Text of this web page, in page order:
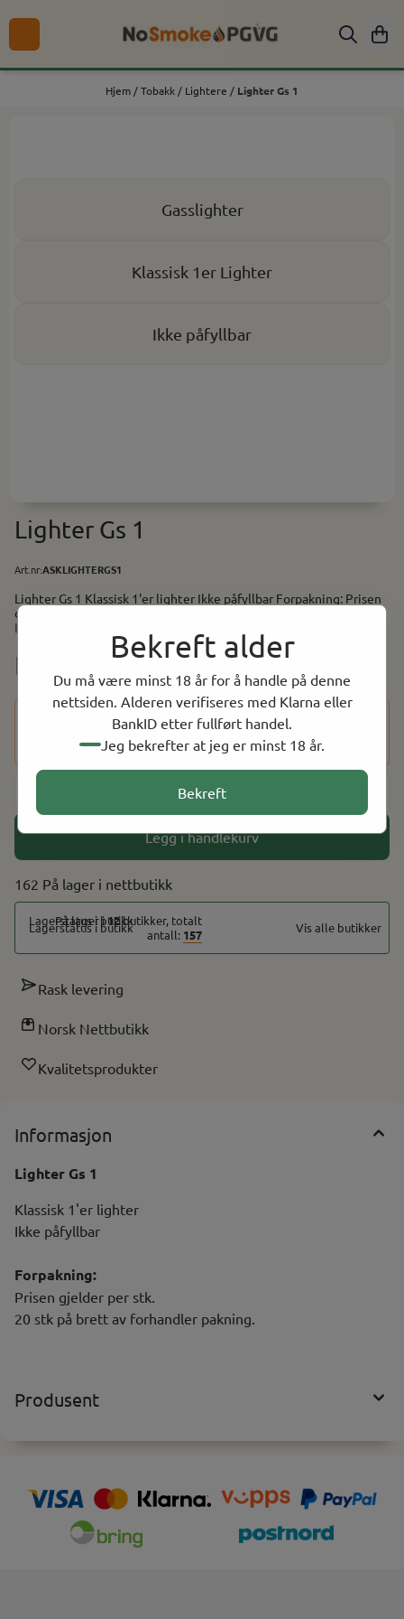
Bekreft alder
Du må være minst 18 år for å handle på denne
nettsiden. Alderen verifiseres med Klarna eller
BankID etter fullført handel.
Jeg bekrefter at jeg er minst 18 år.
Bekreft
Hopp til innhold
Hjem /Tobakk / Lightere / Lighter Gs 1
Gasslighter
Klassisk 1er Lighter
Ikke påfyllbar
Lighter Gs 1
Art.nr:ASKLIGHTERGS1
Lighter Gs 1 Klassisk 1'er lighter Ikke påfyllbar Forpakning: Prisen
Les mer
NOK 25.00
Dette produktet har en aldersbegrensning på 18 år. Etter at
du har fullført kjøpet, vil du bli bedt om å bekrefte alderen
din ved hjelp av BankID for å fullføre bestillingen.
Legg i handlekurv
162 På lager
På lager i12butikker, totalt
antall: 157 Vis alle butikker
Rask levering
Norsk Nettbutikk
Kvalitetsprodukter
Informasjon
Lighter Gs 1
Klassisk 1'er lighter
Ikke påfyllbar
Forpakning:
Prisen gjelder per stk.
20 stk på brett av forhandler pakning.
Produsent